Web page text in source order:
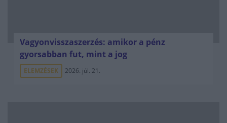
Vagyonvisszaszerzés: amikor a pénz
gyorsabban fut, mint a jog
ELEMZÉSEK 2026. júl. 21.